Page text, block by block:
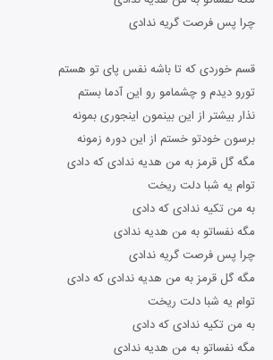
چرا پس فرصت گریه ندادی
قسم خوردی که تا باشه نفس پای تو هستم
تورو دیدم و چشمامو رو این آدما بستم
نذار بیشتر از این بینمون اینجوری بمونه
برسون خودتو خستم از این دوره زمونه
مگه گل قرمز به من هدیه ندادی که دادی
توام یه شبا دلت ریخت
به من تکیه ندادی که دادی
مگه نفساتو به من هدیه ندادی
چرا پس فرصت گریه ندادی
مگه گل قرمز به من هدیه ندادی که دادی
توام یه شبا دلت ریخت
به من تکیه ندادی که دادی
مگه نفساتو به من هدیه ندادی